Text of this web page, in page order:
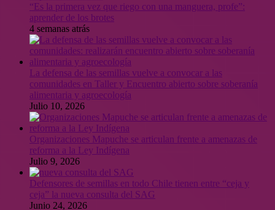
“Es la primera vez que riego con una manguera, profe”:
aprender de los brotes
4 semanas atrás
La defensa de las semillas vuelve a convocar a las
comunidades en Taller y Encuentro abierto sobre soberanía
alimentaria y agroecología
Julio 10, 2026
Organizaciones Mapuche se articulan frente a amenazas de
reforma a la Ley Indígena
Julio 9, 2026
Defensores de semillas en todo Chile tienen entre “ceja y
ceja” la nueva consulta del SAG
Junio 24, 2026